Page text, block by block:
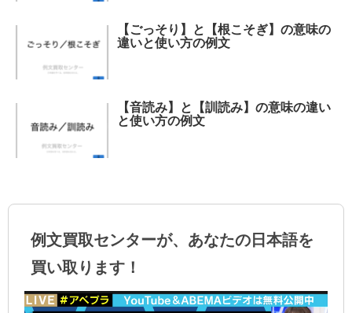
【ごっそり】と【根こそぎ】の意味の
違いと使い方の例文
【音読み】と【訓読み】の意味の違い
と使い方の例文
例文買取センターが、あなたの日本語を
買い取ります！